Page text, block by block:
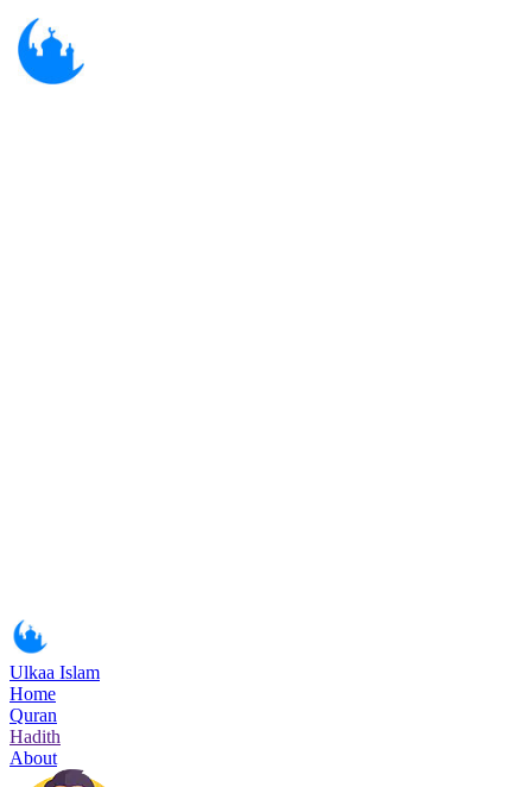
Ulkaa Islam
Home
Quran
Hadith
About